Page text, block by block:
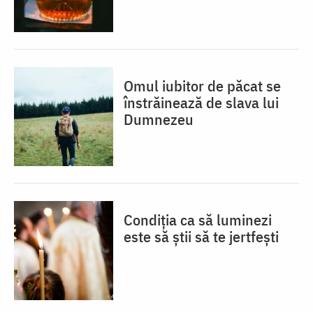
Omul iubitor de păcat se
înstrăinează de slava lui
Dumnezeu
Condiția ca să luminezi
este să știi să te jertfești